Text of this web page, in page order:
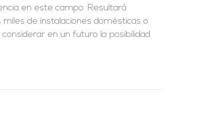
en este campo. Resultará
de instalaciones domésticas o
en un futuro la posibilidad